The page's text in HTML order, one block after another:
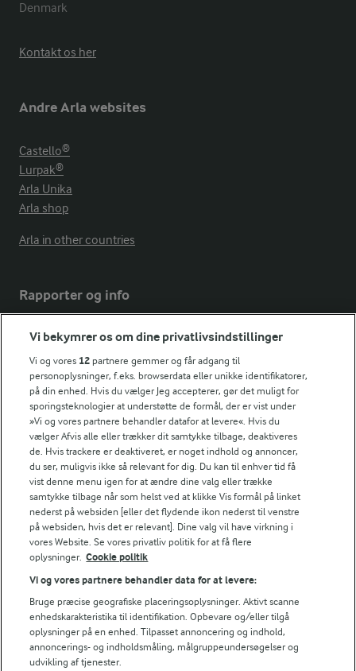
Denmark
Kontakt os her
Andre Arla websites
Castello®
Lurpak®
Arla Unika
Arla shop
Arla in other countries
Rapporter og info
Årsrapport
FarmAhead™ Check rapport
Andelshaverinfo: Mælkepris
Fødevarestyrelsens smiley-rapporter for Arla Foods
Fødevarestyrelsens smiley-rapporter for Jörd
Fødevarestyrelsens smiley-rapporter for Lurpak PB
Følg
© 2026 Arla Foods
Vælg en anden cookies
Vi bekymrer os om dine privatlivsindstillinger
Vi og vores 12 partnere gemmer og får adgang til
personoplysninger, f.eks. browserdata eller unikke identifikatorer,
på din enhed. Hvis du vælger Jeg accepterer, gør det muligt for
sporingsteknologier at understøtte de formål, der er vist under
»Vi og vores partnere behandler datafor at levere«. Hvis du
vælger Afvis alle eller trækker dit samtykke tilbage, deaktiveres
de. Hvis trackere er deaktiveret, er noget indhold og annoncer,
du ser, muligvis ikke så relevant for dig. Du kan til enhver tid få
vist denne menu igen for at ændre dine valg eller trække
samtykke tilbage når som helst ved at klikke Vis formål på linket
nederst på websiden [eller det flydende ikon nederst til venstre
på websiden, hvis det er relevant]. Dine valg vil have virkning i
vores Website. Se vores privatliv politik for at få flere
oplysninger. Cookie politik
Vi og vores partnere behandler data for at levere:
Bruge præcise geografiske placeringsoplysninger. Aktivt scanne
enhedskarakteristika til identifikation. Opbevare og/eller tilgå
oplysninger på en enhed. Tilpasset annoncering og indhold,
annoncerings- og indholdsmåling, målgruppeundersøgelser og
udvikling af tjenester.